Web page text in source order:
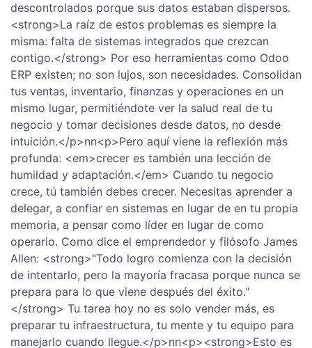
descontrolados porque sus datos estaban dispersos.
<strong>La raíz de estos problemas es siempre la
misma: falta de sistemas integrados que crezcan
contigo.</strong> Por eso herramientas como Odoo
ERP existen; no son lujos, son necesidades. Consolidan
tus ventas, inventario, finanzas y operaciones en un
mismo lugar, permitiéndote ver la salud real de tu
negocio y tomar decisiones desde datos, no desde
intuición.</p>nn<p>Pero aquí viene la reflexión más
profunda: <em>crecer es también una lección de
humildad y adaptación.</em> Cuando tu negocio
crece, tú también debes crecer. Necesitas aprender a
delegar, a confiar en sistemas en lugar de en tu propia
memoria, a pensar como líder en lugar de como
operario. Como dice el emprendedor y filósofo James
Allen: <strong>"Todo logro comienza con la decisión
de intentarlo, pero la mayoría fracasa porque nunca se
prepara para lo que viene después del éxito."
</strong> Tu tarea hoy no es solo vender más, es
preparar tu infraestructura, tu mente y tu equipo para
manejarlo cuando llegue.</p>nn<p><strong>Esto es